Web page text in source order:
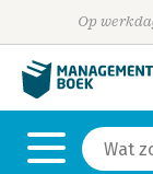
Op